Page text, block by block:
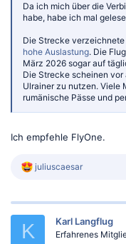
Da ich mich über die
habe, habe ich mal
Die Strecke
hohe Auslastung. Die
März 2026 sogar auf
Die Strecke scheinen
Ulrainer zu nutzen. Viele
rumänische Pässe und
Ich empfehle FlyOne.
R
k
juliuscaesar
K Karl Langflug
Erfahrenes